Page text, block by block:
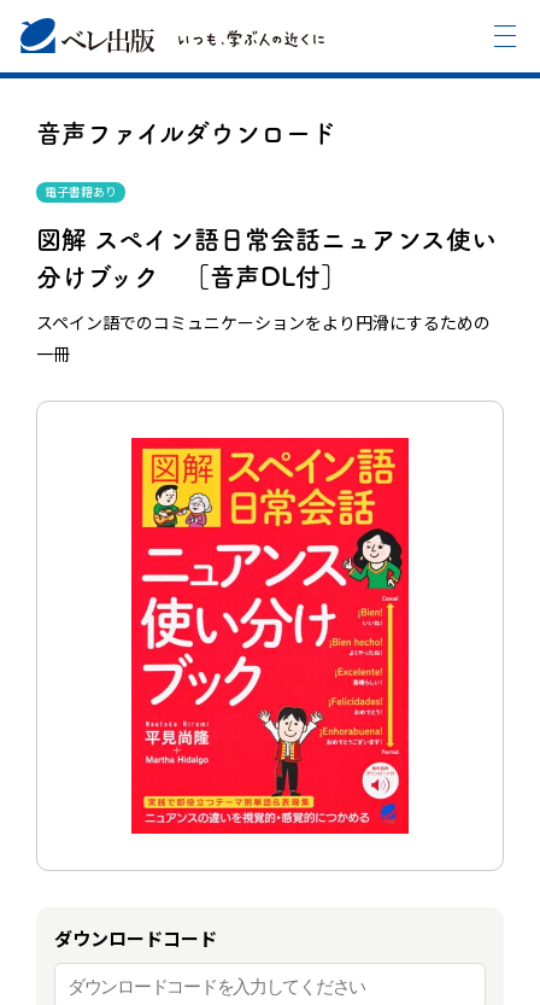
音声ファイルダウンロード
電子書籍あり
図解 スペイン語日常会話ニュアンス使い
分けブック ［音声DL付］
スペイン語でのコミュニケーションをより円滑にするための
一冊
ダウンロードコード